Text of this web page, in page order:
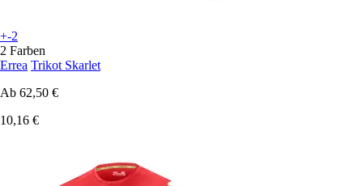
+-2
2 Farben
Errea Trikot Skarlet
Ab 62,50 €
10,16 €